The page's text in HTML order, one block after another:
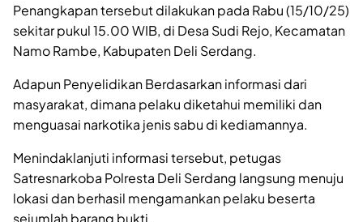
Penangkapan tersebut dilakukan pada Rabu (15/10/25)
sekitar pukul 15.00 WIB, di Desa Sudi Rejo, Kecamatan
Namo Rambe, Kabupaten Deli Serdang.
Adapun Penyelidikan Berdasarkan informasi dari
masyarakat, dimana pelaku diketahui memiliki dan
menguasai narkotika jenis sabu di kediamannya.
Menindaklanjuti informasi tersebut, petugas
Satresnarkoba Polresta Deli Serdang langsung menuju
lokasi dan berhasil mengamankan pelaku beserta
sejumlah barang bukti.